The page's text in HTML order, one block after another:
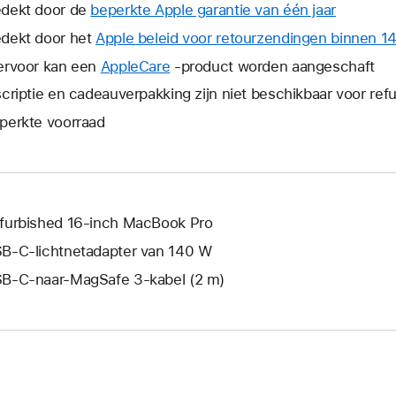
door de beperkte Apple garantie van één jaarHierdoor
wordt
een
nieuw
door het Apple beleid voor retourzendingen binnen
kan een AppleCare Hierdoor
wordt
venster
-product worden aangeschaft
en cadeauverpakking zijn niet beschikbaar voor
voorraad
16‑inch MacBook Pro
lichtnetadapter van 140 W
naar-MagSafe 3-kabel (2 m)